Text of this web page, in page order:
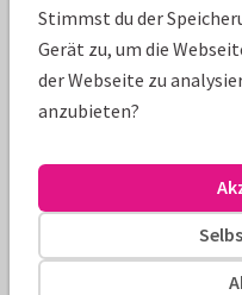
Papiersorte: Wähle
Umschlag:
Adresse:
Größen
Stimmst du der
Gerät zu, um die
der Webseite zu
anzubieten?